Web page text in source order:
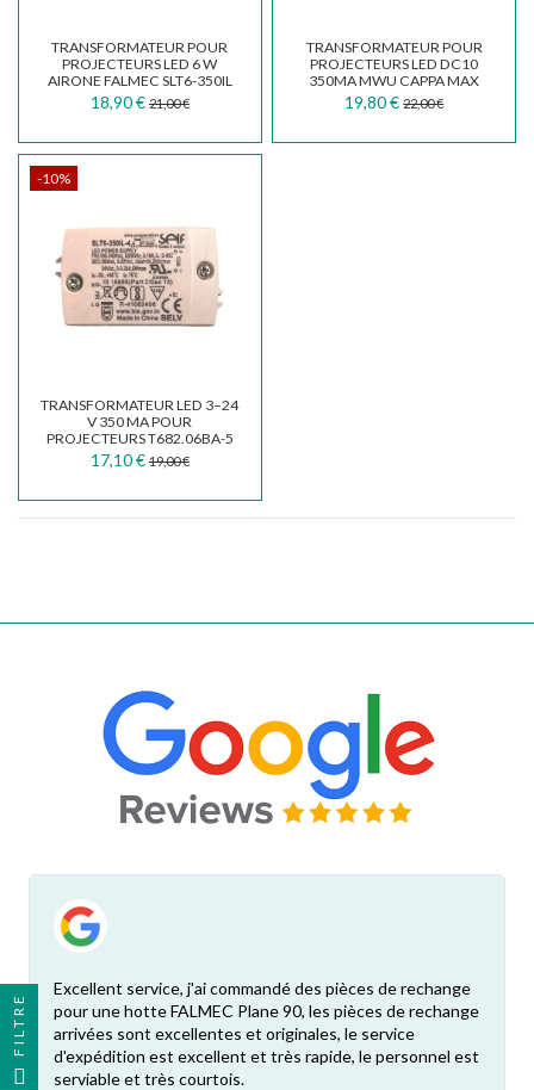
TRANSFORMATEUR POUR
PROJECTEURS LED 6 W
AIRONE FALMEC SLT6-350IL
(CAPOT)
18,90 € 21,00 €
TRANSFORMATEUR POUR
PROJECTEURS LED DC10
350MA MWU CAPPA MAX
FIRE 141500820
19,80 € 22,00 €
-10%
TRANSFORMATEUR LED 3–24
V 350 MA POUR
PROJECTEURS T682.06BA-5
17,10 € 19,00 €
Excellent service, j'ai commandé des pièces de rechange
pour une hotte FALMEC Plane 90, les pièces de rechange
arrivées sont excellentes et originales, le service
d'expédition est excellent et très rapide, le personnel est
serviable et très courtois.
FILTRE